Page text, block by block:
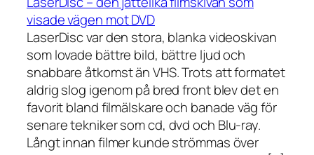
visade vägen mot DVD
LaserDisc var den stora, blanka videoskivan
som lovade bättre bild, bättre ljud och
snabbare åtkomst än VHS. Trots att formatet
aldrig slog igenom på bred front blev det en
favorit bland filmälskare och banade väg för
senare tekniker som cd, dvd och Blu-ray.
Långt innan filmer kunde strömmas över